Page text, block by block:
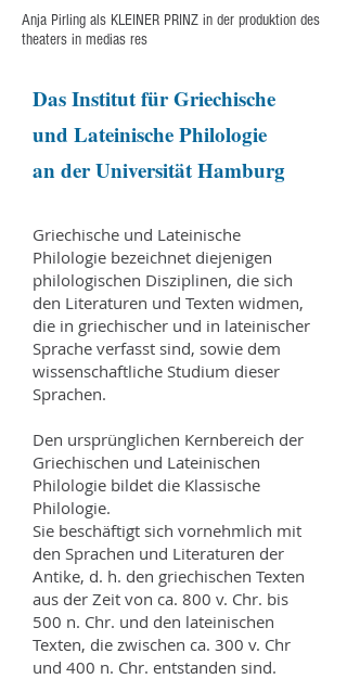
Anja Pirling als KLEINER PRINZ in der produktion des
theaters in medias res
Das Institut für Griechische
und Lateinische Philologie
an der Universität Hamburg
Griechische und Lateinische
Philologie bezeichnet diejenigen
philologischen Disziplinen, die sich
den Literaturen und Texten widmen,
die in griechischer und in lateinischer
Sprache verfasst sind, sowie dem
wissenschaftliche Studium dieser
Sprachen.
Den ursprünglichen Kernbereich der
Griechischen und Lateinischen
Philologie bildet die Klassische
Philologie.
Sie beschäftigt sich vornehmlich mit
den Sprachen und Literaturen der
Antike, d. h. den griechischen Texten
aus der Zeit von ca. 800 v. Chr. bis
500 n. Chr. und den lateinischen
Texten, die zwischen ca. 300 v. Chr
und 400 n. Chr. entstanden sind.